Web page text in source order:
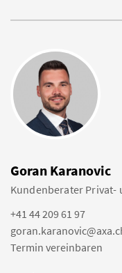
Goran Karanovic
Kundenberater Privat-
+41 44 209 61 97
Termin vereinbaren